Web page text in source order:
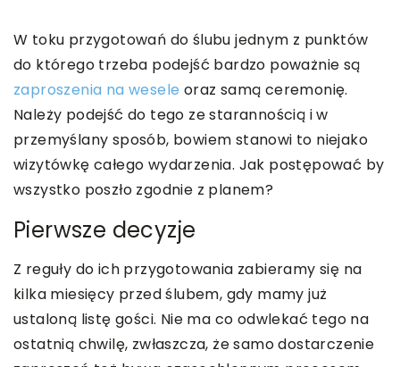
W toku przygotowań do ślubu jednym z punktów
do którego trzeba podejść bardzo poważnie są
zaproszenia na wesele oraz samą ceremonię.
Należy podejść do tego ze starannością i w
przemyślany sposób, bowiem stanowi to niejako
wizytówkę całego wydarzenia. Jak postępować by
wszystko poszło zgodnie z planem?
Pierwsze decyzje
Z reguły do ich przygotowania zabieramy się na
kilka miesięcy przed ślubem, gdy mamy już
ustaloną listę gości. Nie ma co odwlekać tego na
ostatnią chwilę, zwłaszcza, że samo dostarczenie